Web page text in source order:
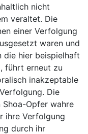
nicht
veraltet. Die
einer Verfolgung
waren und
die hier beispielhaft
führt erneut zu
inakzeptable
Die
Shoa-Opfer wahre
ihre Verfolgung
durch ihr